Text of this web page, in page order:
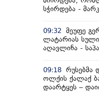
სჭირდება -
09:32
მეუფე
ლატარიას
აღავლინა -
09:18 რუსებმა
ოლქის ქალაქ
დაარტყეს –